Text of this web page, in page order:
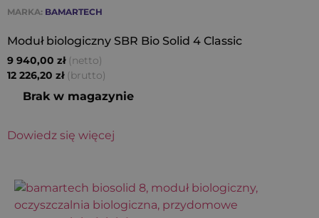
MARKA: BAMARTECH
Moduł biologiczny SBR Bio Solid 4 Classic
9 940,00 zł (netto)
12 226,20 zł (brutto)
Brak w magazynie
Dowiedz się więcej